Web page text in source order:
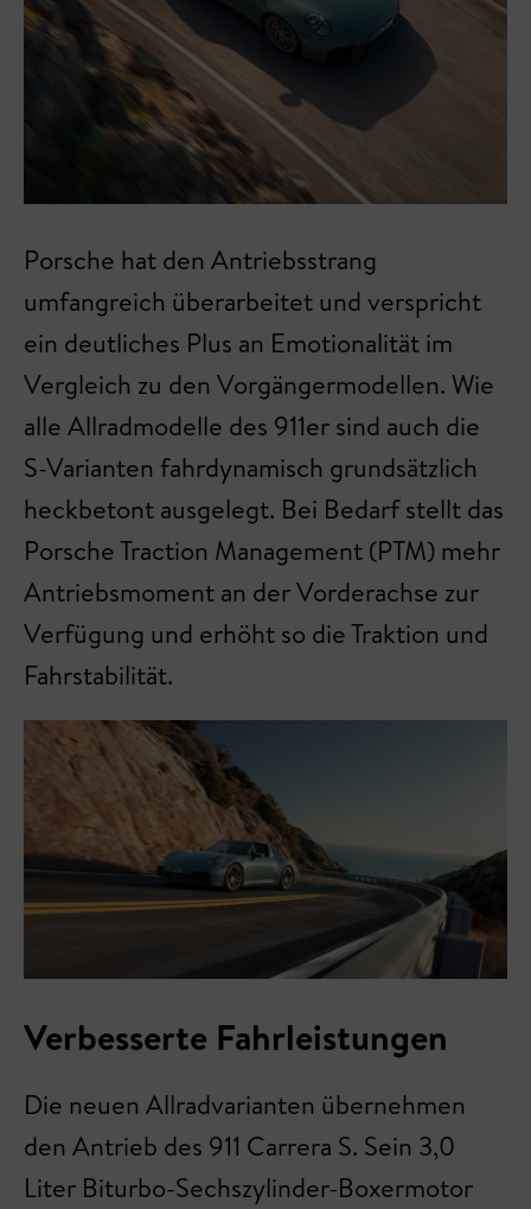
Porsche hat den Antriebsstrang
umfangreich überarbeitet und verspricht
ein deutliches Plus an Emotionalität im
Vergleich zu den Vorgängermodellen. Wie
alle Allradmodelle des 911er sind auch die
S-Varianten fahrdynamisch grundsätzlich
heckbetont ausgelegt. Bei Bedarf stellt das
Porsche Traction Management (PTM) mehr
Antriebsmoment an der Vorderachse zur
Verfügung und erhöht so die Traktion und
Fahrstabilität.
Verbesserte Fahrleistungen
Die neuen Allradvarianten übernehmen
den Antrieb des 911 Carrera S. Sein 3,0
Liter Biturbo-Sechszylinder-Boxermotor